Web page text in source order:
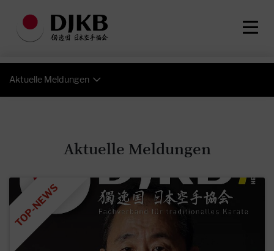
Aktuelle Meldungen
Aktuelle Meldungen